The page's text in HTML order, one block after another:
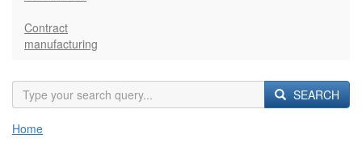
Contract
manufacturing
SEARCH
Home